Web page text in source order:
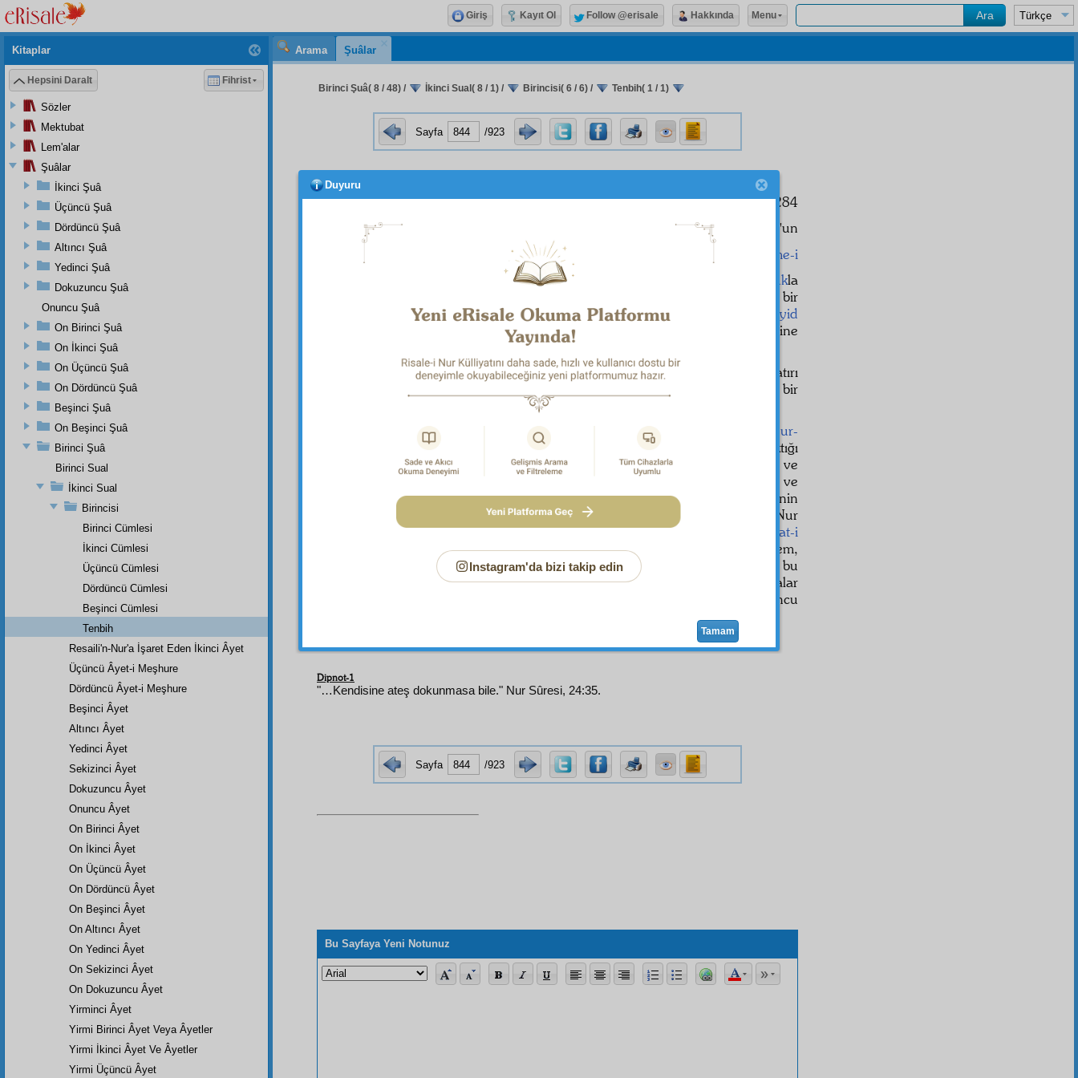
Arama Şuâlar
Birinci Şuâ( 8 / 48) / İkinci Sual( 8 / 1) / Birincisi( 6 / 6) / Tenbih( 1 / 1)
Sayfa /923
وَلَوْلَمْ تَمْسَسْهُ نَارٌ نُورٌ 1 kısmı ise, ikitenvin, iki nun sayılmakcihetiyle 1284
ederek, hem elektriğin
ini, hem Resâili'n-Nur'un
yakınlığını, hem on dört sene sonra
kelime-i
siyle mânen işaret ettiği gibi,cifirle de tam tamına aynı tarihe tevafukla
ettikçe kuvvetleşir, kopmaz bir
halat olur. Bu sırrabinaen, bu âyetin bu işaretleri birbirine kuvvet verir,
teyid
tam olmazsa da tam hükmünde olur ve işareti,
derecesine
Ben buâyet-i nuriyenin işaretlerini elektrik ve Resâili'n-Nur'un hatırı
sinin bir şubesinden bir
âyet-i kudsiye sarîh mânâsıyla nur-u İlâhîve
nur-
u Muhammedîyi (a.s.m.)
ders verdiği gibi, mânâ-yı işârîsiyle de her asra baktığı
gibi, on üçüncü asrın
ine ve on dördüncü asrın evveline dahi bakar ve
dikkatle baktırır. Ve bu iki asrın
ve evvellerinde en
ve
münasebet-i mâneviyesi bulunan ve bu âyetinumum
cümlelerinin
mutabakatlarını enziyade
kazanan elektrikle Resâili'n-Nur
olduğundan, doğrudan doğruyamânâ-yı remziyle bakar diye bana
kanaat-i
verdiğinden, çekinmeyerek kanaatimi yazdım. Hata etmişsem,
den rahmetiyle affetmesininiyazediyorum. Resâil'in-Nur'un bu
liyakatini anlamak isteyen zâtlar hangi
ye dikkatle baksalar
'nin bir meyvesi olan Otuzuncu
Dipnot-1
"…Kendisine ateş dokunmasa bile." Nur Sûresi, 24:35.
Sayfa /923
Bu Sayfaya Yeni Notunuz
Kitaplar
Hepsini Daralt Fihrist
Sözler
Mektubat
Lem'alar
Şuâlar
İkinci Şuâ
Üçüncü Şuâ
Dördüncü Şuâ
Altıncı Şuâ
Yedinci Şuâ
Dokuzuncu Şuâ
Onuncu Şuâ
On Birinci Şuâ
On İkinci Şuâ
On Üçüncü Şuâ
On Dördüncü Şuâ
Beşinci Şuâ
On Beşinci Şuâ
Birinci Şuâ
Birinci Sual
İkinci Sual
Birincisi
Birinci Cümlesi
İkinci Cümlesi
Üçüncü Cümlesi
Dördüncü Cümlesi
Beşinci Cümlesi
Tenbih
Resaili'n-Nur'a İşaret Eden İkinci Âyet
Üçüncü Âyet-i Meşhure
Dördüncü Âyet-i Meşhure
Beşinci Âyet
Altıncı Âyet
Yedinci Âyet
Sekizinci Âyet
Dokuzuncu Âyet
Onuncu Âyet
On Birinci Âyet
On İkinci Âyet
On Üçüncü Âyet
On Dördüncü Âyet
On Beşinci Âyet
On Altıncı Âyet
On Yedinci Âyet
On Sekizinci Âyet
On Dokuzuncu Âyet
Yirminci Âyet
Yirmi Birinci Âyet Veya Âyetler
Yirmi İkinci Âyet Ve Âyetler
Yirmi Üçüncü Âyet
Giriş Kayıt Ol Follow @erisale Hakkında Menu
Duyuru
Instagram'da bizi takip edin
Tamam